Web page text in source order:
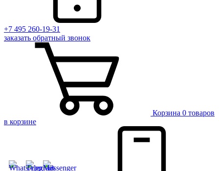
+7 495 260-19-31
заказать обратный звонок
Корзина 0 товаров
в корзине